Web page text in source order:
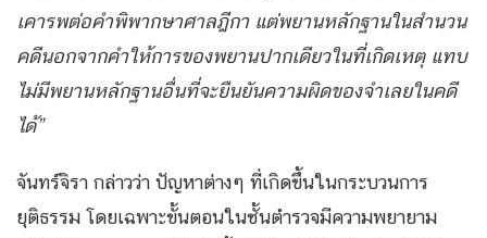
เคารพต่อคำพิพากษาศาลฎีกา แต่พยานหลักฐานในสำนวน
คดีนอกจากคำให้การของพยานปากเดียวในที่เกิดเหตุ แทบ
ไม่มีพยานหลักฐานอื่นที่จะยืนยันความผิดของจำเลยในคดี
ได้”
จันทร์จิรา กล่าวว่า ปัญหาต่างๆ ที่เกิดขึ้นในกระบวนการ
ยุติธรรม โดยเฉพาะขั้นตอนในชั้นตำรวจมีความพยายาม